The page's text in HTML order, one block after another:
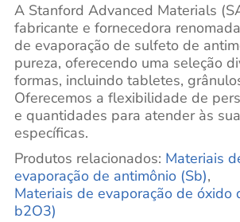
A Stanford Advanced Materials
fabricante e fornecedora
de evaporação de sulfeto de
pureza, oferecendo uma seleção
formas, incluindo tabletes,
Oferecemos a flexibilidade de
e quantidades para atender às
específicas.
Produtos relacionados: Materiais
evaporação de antimônio (Sb),
Materiais de evaporação de óxido
b2O3)